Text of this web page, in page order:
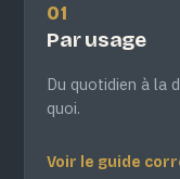
01
Par usage
Du quotidien à la
quoi.
Voir le guide